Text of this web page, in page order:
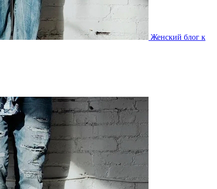
Женский блог к